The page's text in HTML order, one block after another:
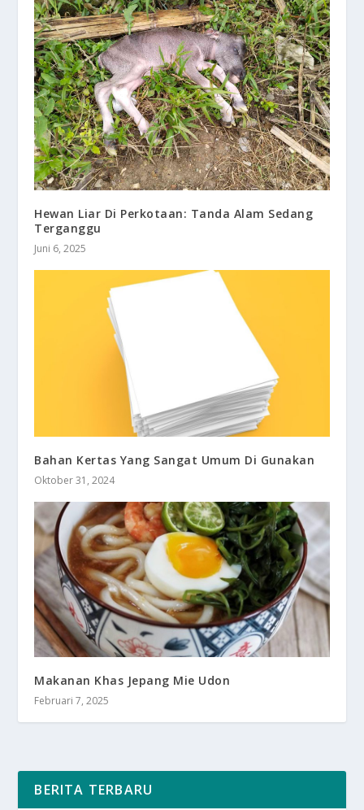
Hewan Liar Di Perkotaan: Tanda Alam Sedang
Terganggu
Juni 6, 2025
Bahan Kertas Yang Sangat Umum Di Gunakan
Oktober 31, 2024
Makanan Khas Jepang Mie Udon
Februari 7, 2025
BERITA TERBARU